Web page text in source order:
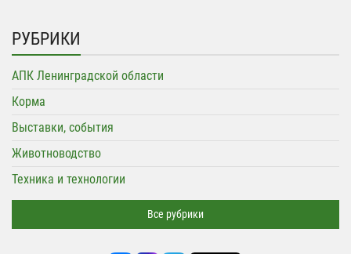
РУБРИКИ
АПК Ленинградской области
Корма
Выставки, события
Животноводство
Техника и технологии
Все рубрики